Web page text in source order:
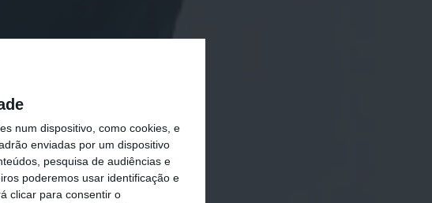
num dispositivo, como cookies, e
enviadas por um dispositivo
pesquisa de audiências e
poderemos usar identificação e
clicar para consentir o